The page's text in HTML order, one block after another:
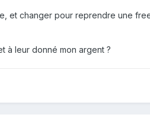
et changer pour reprendre une
à leur donné mon argent ?